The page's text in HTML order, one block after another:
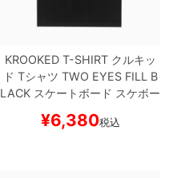
KROOKED T-SHIRTクルキッ
ド Tシャツ TWO EYES FILL B
LACK スケートボード スケボー
¥6,380税込